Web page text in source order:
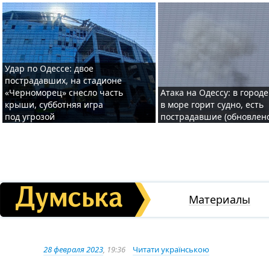
Удар по Одессе: двое
пострадавших, на стадионе
«Черноморец» снесло часть
крыши, субботняя игра
под угрозой
Атака на Одессу: в
в море горит судно, есть
пострадавшие
Материалы
28 февраля 2023, 19:36 Читати українською